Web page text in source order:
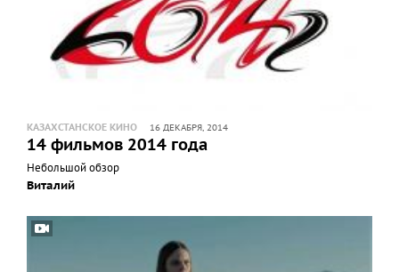
КАЗАХСТАНСКОЕ КИНО 16 ДЕКАБРЯ, 2014
14 фильмов 2014 года
Небольшой обзор
Виталий